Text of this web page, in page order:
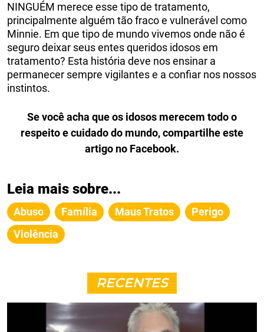
NINGUÉM merece esse tipo de tratamento,
principalmente alguém tão fraco e vulnerável como
Minnie. Em que tipo de mundo vivemos onde não é
seguro deixar seus entes queridos idosos em
tratamento? Esta história deve nos ensinar a
permanecer sempre vigilantes e a confiar nos nossos
instintos.
Se você acha que os idosos merecem todo o
respeito e cuidado do mundo, compartilhe este
artigo no Facebook.
Leia mais sobre...
Abuso Família Maus Tratos
Perigo
Violência
RECENTES